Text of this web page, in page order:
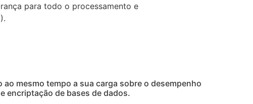
para todo o processamento e
mesmo tempo a sua carga sobre o desempenho
encriptação de bases de dados.